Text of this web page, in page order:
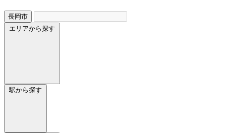
長岡市
エリアから探す
駅から探す